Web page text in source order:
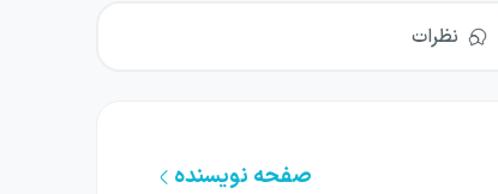
نظرات
صفحه نویسنده